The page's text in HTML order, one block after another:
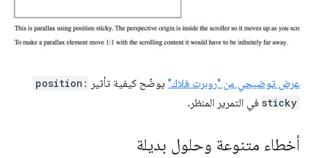
عرض توضيحي من "روبرت فلاك" يوضّح كيفية تأثير position:
sticky في التمرير المنظر.
أخطاء متنوعة وحلول بديلة